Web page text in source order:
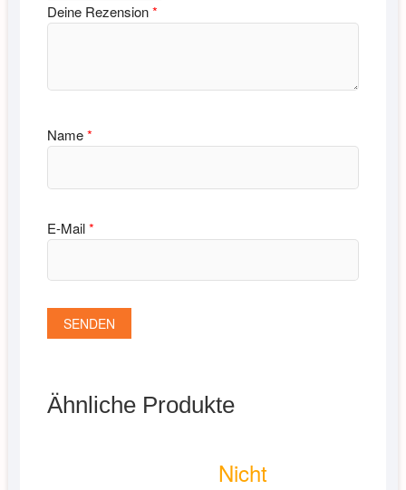
Deine Rezension*
Name*
E-Mail*
Ähnliche Produkte
Nicht